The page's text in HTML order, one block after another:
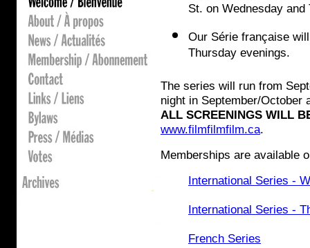
St. on Wednesday
Our Série française
Thursday evenings.
The series will run from
night in September/
ALL SCREENINGS WILL
www.filmfilmfilm.ca.
Memberships are available
International Series -
International Series -
French Series